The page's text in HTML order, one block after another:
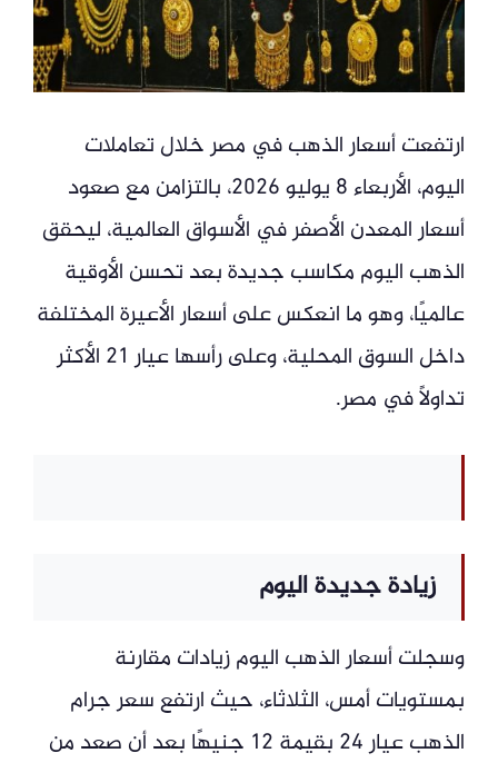
ارتفعت أسعار الذهب في مصر خلال تعاملات
اليوم، الأربعاء 8 يوليو 2026، بالتزامن مع صعود
أسعار المعدن الأصفر في الأسواق العالمية، ليحقق
الذهب اليوم مكاسب جديدة بعد تحسن الأوقية
عالميًا، وهو ما انعكس على أسعار الأعيرة المختلفة
داخل السوق المحلية، وعلى رأسها عيار 21 الأكثر
تداولًا في مصر.
زيادة جديدة اليوم
وسجلت أسعار الذهب اليوم زيادات مقارنة
بمستويات أمس، الثلاثاء، حيث ارتفع سعر جرام
الذهب عيار 24 بقيمة 12 جنيهًا بعد أن صعد من